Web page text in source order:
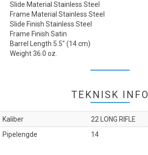
Slide Material Stainless Steel
Frame Material Stainless Steel
Slide Finish Stainless Steel
Frame Finish Satin
Barrel Length 5.5" (14 cm)
Weight 36.0 oz.
TEKNISK INFO
Kaliber
22 LONG RIFLE
Pipelengde
14